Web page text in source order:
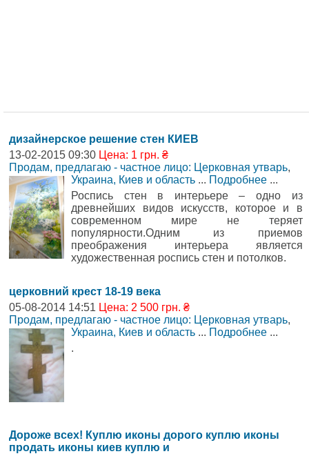
дизайнерское решение стен КИЕВ
13-02-2015 09:30 Цена: 1 грн. ₴
Продам, предлагаю - частное лицо: Церковная утварь,
Украина, Киев и область ... Подробнее ...
Роспись стен в интерьере – одно из
древнейших видов искусств, которое и в
современном мире не теряет
популярности.Одним из приемов
преображения интерьера является
художественная роспись стен и потолков.
церковний крест 18-19 века
05-08-2014 14:51 Цена: 2 500 грн. ₴
Продам, предлагаю - частное лицо: Церковная утварь,
Украина, Киев и область ... Подробнее ...
.
Дороже всех! Куплю иконы дорого куплю иконы
продать иконы киев куплю и